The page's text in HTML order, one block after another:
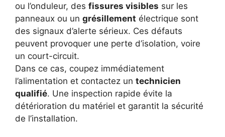
ou l’onduleur, des fissures visibles sur les
panneaux ou un grésillement électrique sont
des signaux d’alerte sérieux. Ces défauts
peuvent provoquer une perte d’isolation, voire
un court-circuit.
Dans ce cas, coupez immédiatement
l’alimentation et contactez un technicien
qualifié. Une inspection rapide évite la
détérioration du matériel et garantit la sécurité
de l’installation.